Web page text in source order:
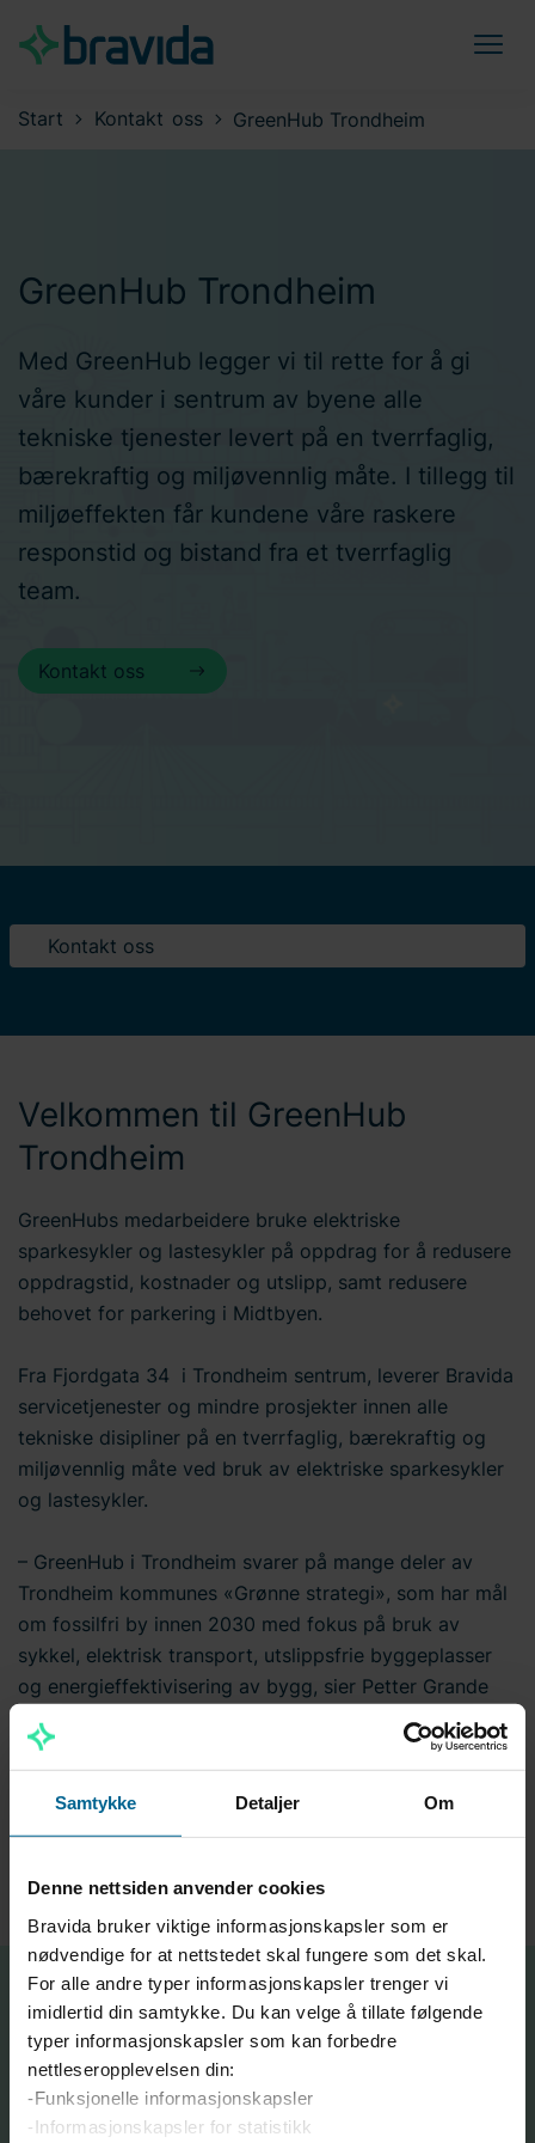
Samtykke Detaljer Om
Denne nettsiden anvender cookies
Bravida bruker viktige informasjonskapsler som er
nødvendige for at nettstedet skal fungere som det skal.
For alle andre typer informasjonskapsler trenger vi
imidlertid din samtykke. Du kan velge å tillate følgende
typer informasjonskapsler som kan forbedre
nettleseropplevelsen din:
-Funksjonelle informasjonskapsler
-Informasjonskapsler for statistikk
Start Kontakt oss GreenHub Trondheim
GreenHub Trondheim
Med GreenHub legger vi til rette for å gi
våre kunder i sentrum av byene alle
tekniske tjenester levert på en tverrfaglig,
bærekraftig og miljøvennlig måte. I tillegg til
miljøeffekten får kundene våre raskere
responstid og bistand fra et tverrfaglig
team.
Kontakt oss
Kontakt oss
Velkommen til GreenHub
Trondheim
GreenHubs medarbeidere bruke elektriske
sparkesykler og lastesykler på oppdrag for å redusere
oppdragstid, kostnader og utslipp, samt redusere
behovet for parkering i Midtbyen.
Fra Fjordgata 34 i Trondheim sentrum, leverer Bravida
servicetjenester og mindre prosjekter innen alle
tekniske disipliner på en tverrfaglig, bærekraftig og
miljøvennlig måte ved bruk av elektriske sparkesykler
og lastesykler.
– GreenHub i Trondheim svarer på mange deler av
Trondheim kommunes «Grønne strategi», som har mål
om fossilfri by innen 2030 med fokus på bruk av
sykkel, elektrisk transport, utslippsfrie byggeplasser
og energieffektivisering av bygg, sier Petter Grande
Storhaug, regiondirektør for Region Midt i Bravida
Norge.
Bravida Norge har lenge vært en pådriver for en
bærekraftig og miljøvennlig bygge- og anleggsnæring,
Besøk oss i Trondheim!
ADRESSE
Fjordgata 34